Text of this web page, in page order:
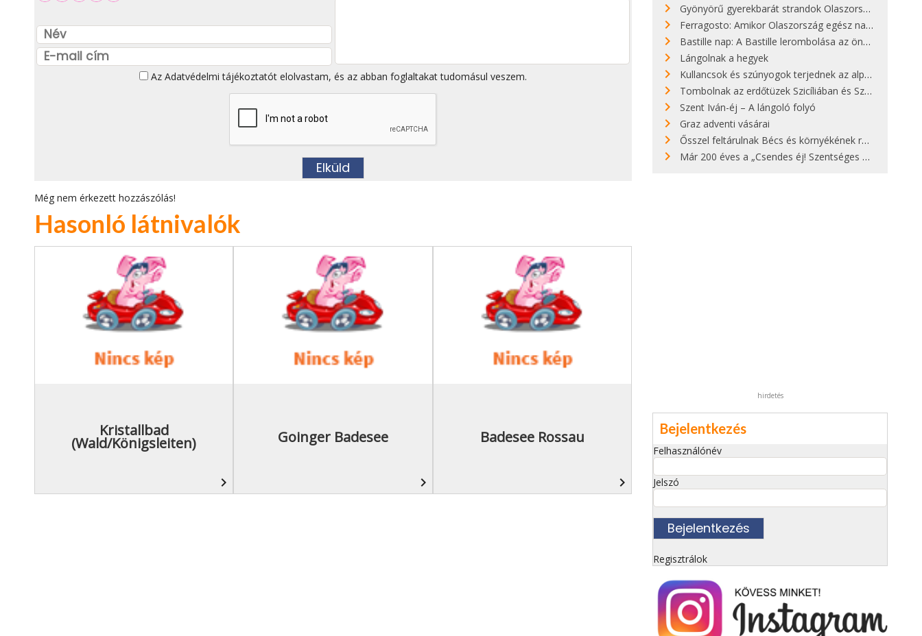
Az Adatvédelmi tájékoztatót elolvastam, és az abban foglaltakat tudomásul veszem.
Még nem érkezett hozzászólás!
Hasonló látnivalók
Kristallbad
(Wald/Königsleiten)
navigate_next
Goinger Badesee
navigate_next
Badesee Rossau
navigate_next
Gyönyörű gyerekbarát strandok Olaszországban - megmutatjuk a 15 legjobbat
Ferragosto: Amikor Olaszország egész nap nyaral
Bastille nap: A Bastille lerombolása az önkényuralom végét jelentette
Lángolnak a hegyek
Kullancsok és szúnyogok terjednek az alpesi legelőkön
Tombolnak az erdőtüzek Szicíliában és Szardínián
Szent Iván-éj – A lángoló folyó
Graz adventi vásárai
Ősszel feltárulnak Bécs és környékének rendkívüli építészeti kincsei
Már 200 éves a „Csendes éj! Szentséges éj!”
hirdetés
Bejelentkezés
Felhasználónév
Jelszó
Regisztrálok